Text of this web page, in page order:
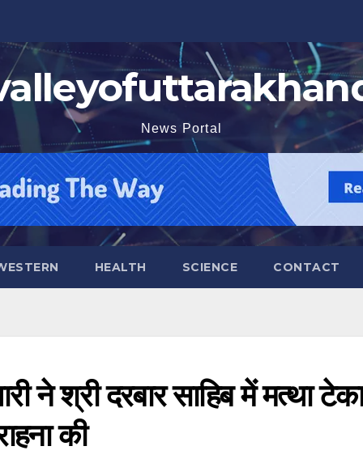
News Portal
HEALTH SCIENCE CONTACT
ने श्री दरबार साहिब में मत्था
की